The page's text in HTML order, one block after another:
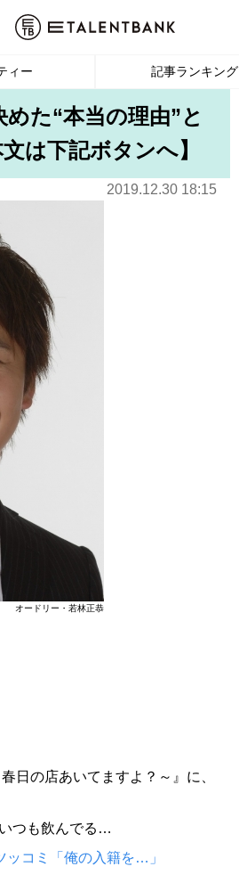
ィー 記事ランキング
めた“本当の理由”と
は下記ボタンへ】
2019.12.30 18:15
オードリー・若林正恭
春日の店あいてますよ？～』に、
つも飲んでる…
ッコミ「俺の入籍を…」